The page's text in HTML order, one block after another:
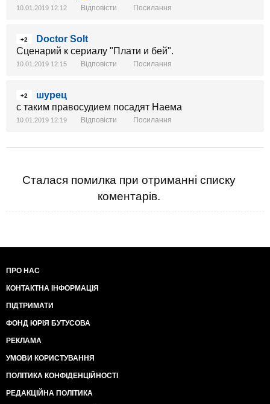
10.01.2019 12:12 Відповісти Посилання
+2
Doctor Solt
Сценарий к сериалу "Плати и бей".
10.01.2019 12:15 Відповісти Посилання
+2
шурец
с таким правосудием посадят Наема
10.01.2019 12:19 Відповісти Посилання
Сталася помилка при отриманні списку
коментарів.
ПРО НАС
КОНТАКТНА ІНФОРМАЦІЯ
ПІДТРИМАТИ
ФОНД ЮРІЯ БУТУСОВА
РЕКЛАМА
УМОВИ КОРИСТУВАННЯ
ПОЛІТИКА КОНФІДЕНЦІЙНОСТІ
РЕДАКЦІЙНА ПОЛІТИКА